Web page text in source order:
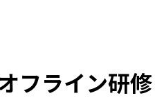
フライン研